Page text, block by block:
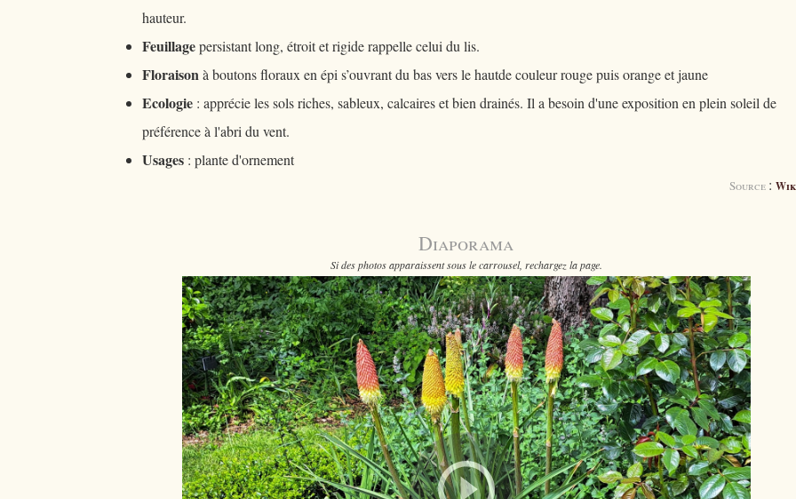
hauteur.
Feuillagepersistant long, étroit et rigide rappelle celui du lis.
Floraison à boutons floraux en épi s’ouvrant du bas vers le hautde couleur rouge puis orange et jaune
Ecologie: apprécie les sols riches, sableux, calcaires et bien drainés. Il a besoin d'une exposition en plein soleil de
préférence à l'abri du vent.
Usages: plante d'ornement
Source :
Diaporama
Si des photos apparaissent sous le carrousel, rechargez la page.